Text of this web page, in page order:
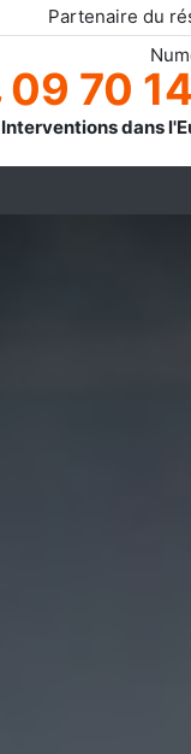
Partenaire du
09 70
Interventions dans